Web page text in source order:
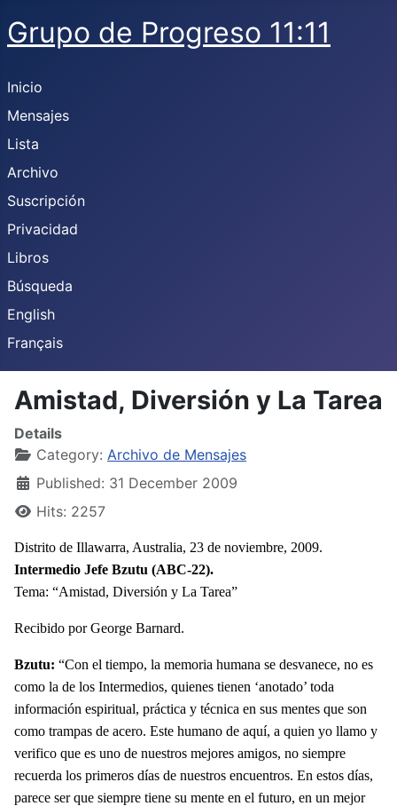
Grupo de Progreso 11:11
Inicio
Mensajes
Lista
Archivo
Suscripción
Privacidad
Libros
Búsqueda
English
Français
Amistad, Diversión y La Tarea
Details
Category: Archivo de Mensajes
Published: 31 December 2009
Hits: 2257
Distrito de Illawarra, Australia, 23 de noviembre, 2009.
Intermedio Jefe Bzutu (ABC-22).
Tema: “Amistad, Diversión y La Tarea”
Recibido por George Barnard.
Bzutu: “Con el tiempo, la memoria humana se desvanece, no es
como la de los Intermedios, quienes tienen ‘anotado’ toda
información espiritual, práctica y técnica en sus mentes que son
como trampas de acero. Este humano de aquí, a quien yo llamo y
verifico que es uno de nuestros mejores amigos, no siempre
recuerda los primeros días de nuestros encuentros. En estos días,
parece ser que siempre tiene su mente en el futuro, en un mejor